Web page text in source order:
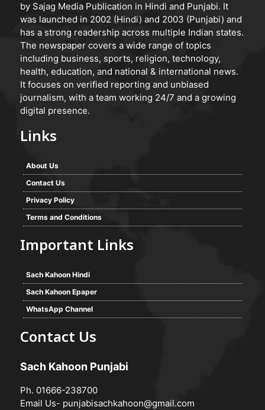
by Sajag Media Publication in Hindi and Punjabi. It
was launched in 2002 (Hindi) and 2003 (Punjabi) and
has a strong readership across multiple Indian states.
The newspaper covers a wide range of topics
including business, sports, religion, technology,
health, education, and national & international news.
It focuses on verified reporting and unbiased
journalism, with a team working 24/7 and a growing
digital presence.
Links
About Us
Contact Us
Privacy Policy
Terms and Conditions
Important Links
Sach Kahoon Hindi
Sach Kahoon Epaper
WhatsApp Channel
Contact Us
Sach Kahoon Punjabi
Ph. 01666-238700
Email Us- punjabisachkahoon@gmail.com